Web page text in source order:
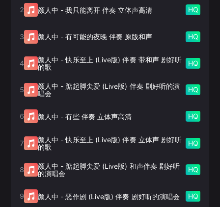
2 颜人中 -我只能离开 伴奏 立体声高清 HQ
3 颜人中 -有可能的夜晚 伴奏 原版和声 HQ
4 颜人中 -快乐至上 (Live版) 伴奏 带和声 剧好听
的歌
HQ
5 颜人中 - 踮起脚尖爱 (Live版) 伴奏 剧好听的演
唱会
HQ
6 颜人中 -有些 伴奏 立体声高清 HQ
7 颜人中 -快乐至上 (Live版) 伴奏 立体声 剧好听
的歌
HQ
8 颜人中 - 踮起脚尖爱 (Live版) 和声伴奏 剧好听
的演唱会
HQ
9 颜人中 -恶作剧 (Live版) 伴奏 剧好听的演唱会 HQ